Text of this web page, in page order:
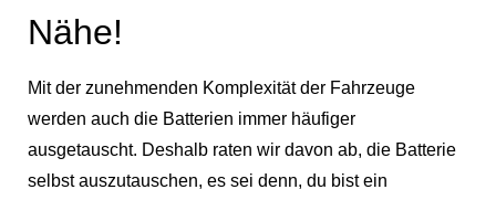
Nähe!
Mit der zunehmenden Komplexität der Fahrzeuge
werden auch die Batterien immer häufiger
ausgetauscht. Deshalb raten wir davon ab, die Batterie
selbst auszutauschen, es sei denn, du bist ein